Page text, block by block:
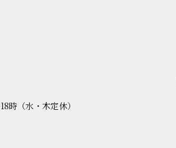
時（水・木定休）